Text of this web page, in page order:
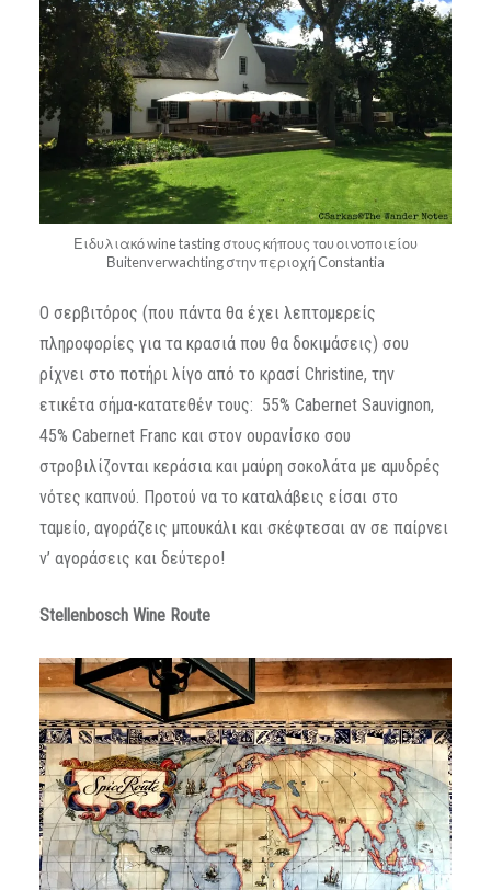
Ειδυλιακό wine tasting στους κήπους του οινοποιείου
Βuitenverwachting στην περιοχή Constantia
Ο σερβιτόρος (που πάντα θα έχει λεπτομερείς
πληροφορίες για τα κρασιά που θα δοκιμάσεις) σου
ρίχνει στο ποτήρι λίγο από το κρασί Christine, την
ετικέτα σήμα-κατατεθέν τους: 55% Cabernet Sauvignon,
45% Cabernet Franc και στον ουρανίσκο σου
στροβιλίζονται κεράσια και μαύρη σοκολάτα με αμυδρές
νότες καπνού. Προτού να το καταλάβεις είσαι στο
ταμείο, αγοράζεις μπουκάλι και σκέφτεσαι αν σε παίρνει
ν’ αγοράσεις και δεύτερο!
Stellenbosch Wine Route